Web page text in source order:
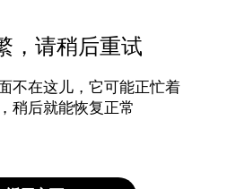
，请稍后重试
不在这儿，它可能正忙着
稍后就能恢复正常